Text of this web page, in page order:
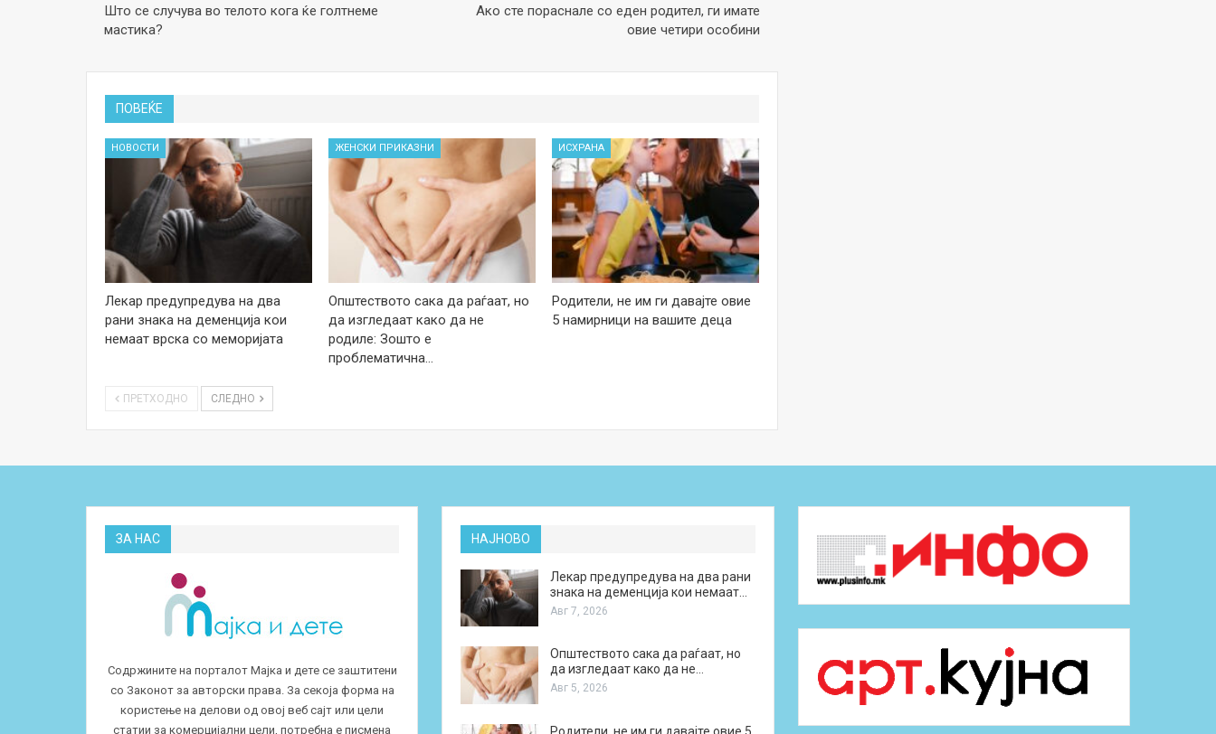
Што се случува во телото кога ќе голтнеме
мастика?
Ако сте пораснале со еден родител, ги имате
овие четири особини
ПОВЕЌЕ
НОВОСТИ
Лекар предупредува на два
рани знака на деменција кои
немаат врска со меморијата
ЖЕНСКИ ПРИКАЗНИ
Општеството сака да раѓаат, но
да изгледаат како да не
родиле: Зошто е
проблематична…
ИСХРАНА
Родители, не им ги давајте овие
5 намирници на вашите деца
ПРЕТХОДНО СЛЕДНО
ЗА НАС
Содржините на порталот Мајка и дете се заштитени
со Законот за авторски права. За секоја форма на
користење на делови од овој веб сајт или цели
статии за комерцијални цели, потребна е писмена
НАЈНОВО
Лекар предупредува на два рани
знака на деменција кои немаат…
Авг 7, 2026
Општеството сака да раѓаат, но
да изгледаат како да не…
Авг 5, 2026